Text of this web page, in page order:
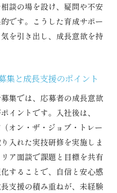
き出す研修の工夫
適なリフォーム職人研修
験者募集と現場研修の
促すOJTの工夫例
経験者募集で問われる研
持てる研修体制の構築法
秘訣を徹底解説
談の場を設け、疑問や不安
です。こうした育成サポー
を引き出し、成長意欲を持
集と成長支援のポイント
集では、応募者の成長意欲
イントです。入社後は、
オン・ザ・ジョブ・トレー
入れた実技研修を実施しま
ア面談で課題と目標を共有
することで、自信と安心感
支援の積み重ねが、未経験